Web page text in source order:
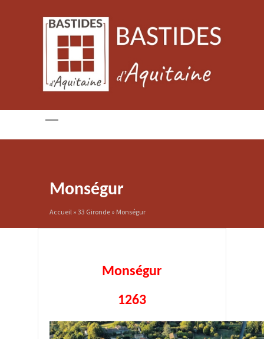
Monségur
Accueil » 33 Gironde » Monségur
Monségur
1263